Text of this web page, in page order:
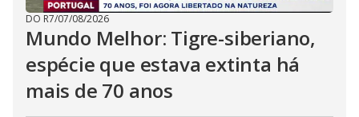
DO R7/07/08/2026
Mundo Melhor: Tigre-siberiano,
espécie que estava extinta há
mais de 70 anos